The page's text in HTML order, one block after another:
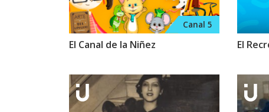
Canal 5
El Canal de la Niñez El